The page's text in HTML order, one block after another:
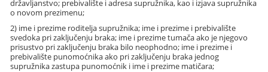
državljanstvo; prebivalište i adresa supružnika, kao i izjava supružnika
o novom prezimenu;
2) ime i prezime roditelja supružnika; ime i prezime i prebivalište
svedoka pri zaključenju braka; ime i prezime tumača ako je njegovo
prisustvo pri zaključenju braka bilo neophodno; ime i prezime i
prebivalište punomoćnika ako pri zaključenju braka jednog
supružnika zastupa punomoćnik i ime i prezime matičara;